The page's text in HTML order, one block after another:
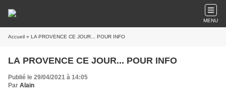
MENU
Accueil » LA PROVENCE CE JOUR... POUR INFO
LA PROVENCE CE JOUR... POUR INFO
Publié le 29/04/2021 à 14:05
Par Alain